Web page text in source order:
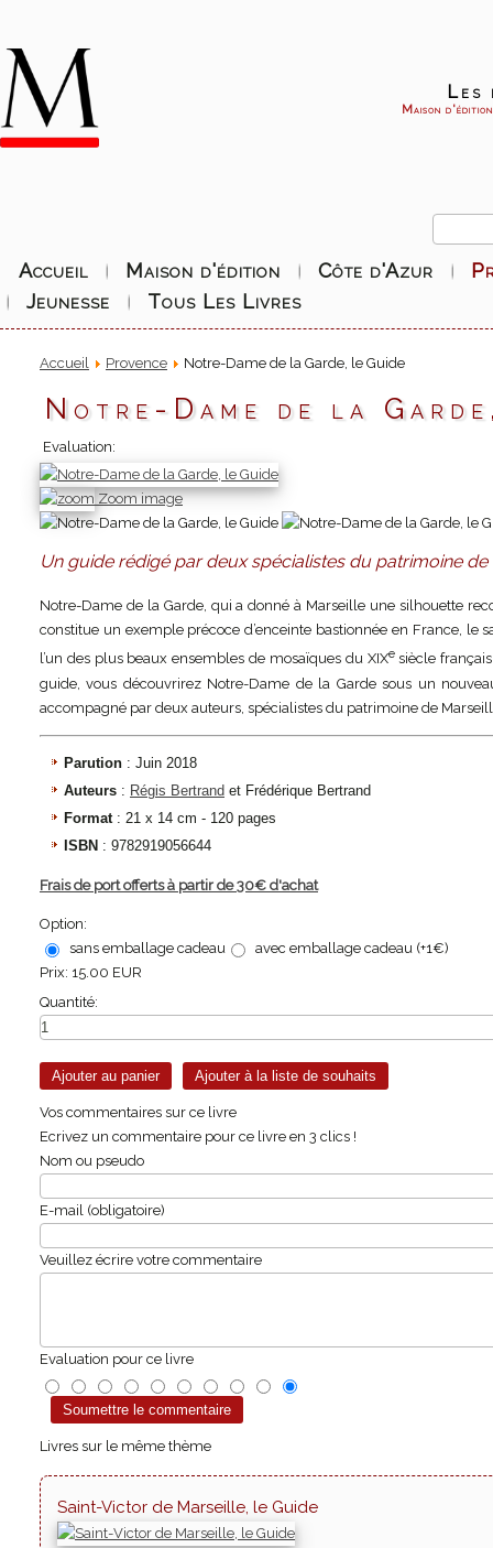
Les
Maison
Accueil Maison d'édition Côte d'Azur
Jeunesse
Tous Les Livres
Accueil Provence Notre-Dame de la Garde, le Guide
Notre-Dame de la
Evaluation:
Zoom image
Un guide rédigé par deux spécialistes du patrimoine de
Notre-Dame de la Garde, qui a donné à Marseille une silhouette
constitue un exemple précoce d’enceinte bastionnée en France,
l’un des plus beaux ensembles de mosaïques du XIXesiècle
guide, vous découvrirez Notre-Dame de la Garde sous un
accompagné par deux auteurs, spécialistes du patrimoine de
Parution : Juin 2018
Auteurs : Régis Bertrand et Frédérique Bertrand
Format : 21 x 14 cm - 120 pages
ISBN : 9782919056644
Frais de port offerts à partir de 30€ d'achat
Option:
sans emballage cadeau
avec emballage cadeau (+1€)
Prix: 15.00 EUR
Quantité:
Vos commentaires sur ce livre
Ecrivez un commentaire pour ce livre en 3 clics !
Nom ou pseudo
E-mail (obligatoire)
Veuillez écrire votre commentaire
Evaluation pour ce livre
Livres sur le même thème
Saint-Victor de Marseille, le Guide